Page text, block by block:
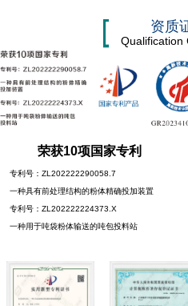
资质
Qualification
荣获10项国家专利
专利号：ZL202222290058.7
一种具有前处理结构的粉体精确投加装置
专利号：ZL202222224373.X
一种用于吨袋粉体输送的吨包投料站